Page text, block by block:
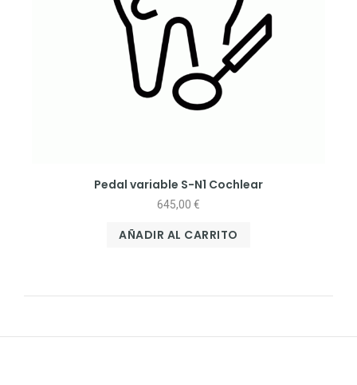
Pedal variable S-N1 Cochlear
645,00 €
AÑADIR AL CARRITO